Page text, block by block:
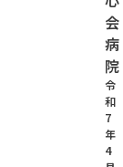
会
病
院
令
和
7
年
4